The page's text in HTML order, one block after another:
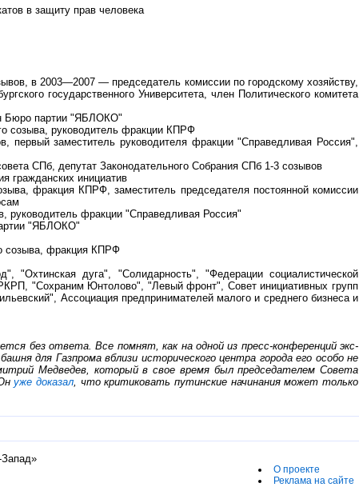
в защиту прав человека
в 2003—2007 — председатель комиссии по городскому хозяйству,
государственного Университета, член Политического комитета
Бюро партии "ЯБЛОКО"
созыва, руководитель фракции КПРФ
первый заместитель руководителя фракции "Справедливая Россия",
СПб, депутат Законодательного Собрания СПб 1-3 созывов
гражданских инициатив
фракция КПРФ, заместитель председателя постоянной комиссии
руководитель фракции "Справедливая Россия"
"ЯБЛОКО"
созыва, фракция КПРФ
"Охтинская дуга", "Солидарность", "Федерации социалистической
"Сохраним Юнтолово", "Левый фронт", Совет инициативных групп
Ассоциация предпринимателей малого и среднего бизнеса и
без ответа. Все помнят, как на одной из пресс-конференций экс-
для Газпрома вблизи исторического центра города его особо не
Медведев, который в свое время был председателем Совета
уже доказал, что критиковать путинские начинания может только
Запад»
О проекте
Реклама на сайте